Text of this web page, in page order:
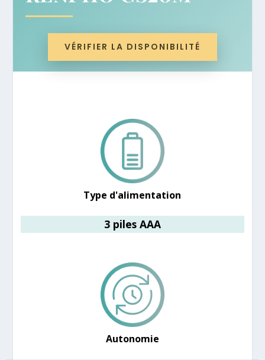
VÉRIFIER LA DISPONIBILITÉ
Type d'alimentation
3 piles AAA
Autonomie